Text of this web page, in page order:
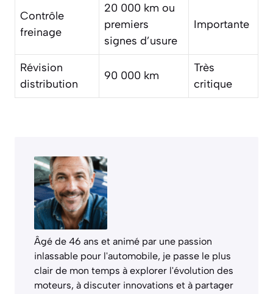
Contrôle
freinage
20 000 km ou
premiers
signes d’usure
Importante
Révision
distribution
90 000 km
Très
critique
Âgé de 46 ans et animé par une passion
inlassable pour l'automobile, je passe le plus
clair de mon temps à explorer l'évolution des
moteurs, à discuter innovations et à partager